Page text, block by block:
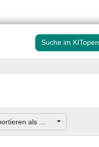
Suche im
als ...